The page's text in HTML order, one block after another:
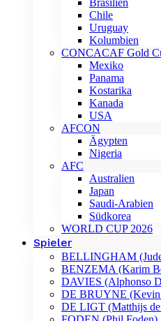
Brasilien
Chile
Uruguay
Kolumbien
CONCACAF Gold
Mexiko
Panama
Kostarika
Kanada
USA
AFCON
Ägypten
Nigeria
AFC
Australien
Japan
Saudi-Arabien
Südkorea
WORLD CUP 2026
Spieler
BELLINGHAM
BENZEMA (Karim
DAVIES (Alphonso
DE BRUYNE (Kevin
DE LIGT (Matthijs